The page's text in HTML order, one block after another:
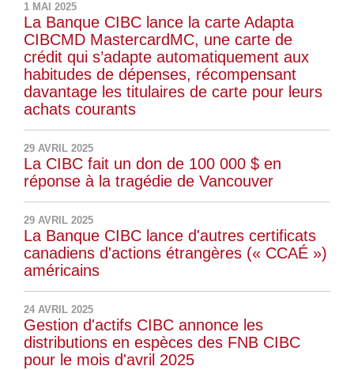
1 MAI 2025
La Banque CIBC lance la carte Adapta
CIBCMD MastercardMC, une carte de
crédit qui s’adapte automatiquement aux
habitudes de dépenses, récompensant
davantage les titulaires de carte pour leurs
achats courants
29 AVRIL 2025
La CIBC fait un don de 100 000 $ en
réponse à la tragédie de Vancouver
29 AVRIL 2025
La Banque CIBC lance d'autres certificats
canadiens d'actions étrangères (« CCAÉ »)
américains
24 AVRIL 2025
Gestion d'actifs CIBC annonce les
distributions en espèces des FNB CIBC
pour le mois d'avril 2025